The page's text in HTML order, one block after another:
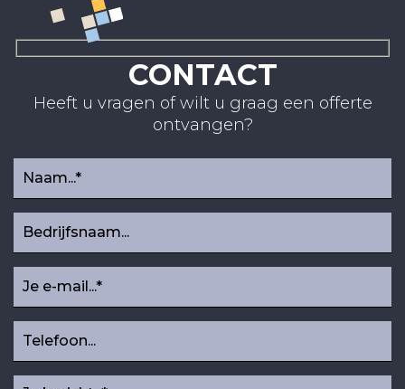
CONTACT
Heeft u vragen of wilt u graag een offerte
ontvangen?